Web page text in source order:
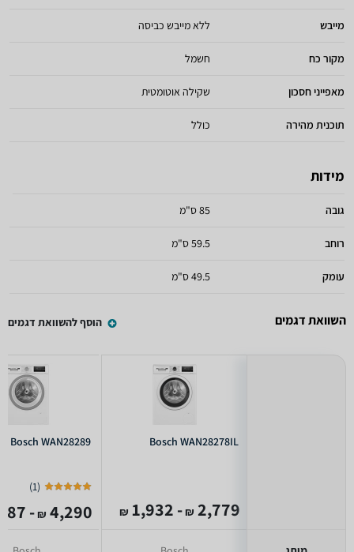
מייבש ללא מייבש כביסה
מקור כח חשמל
מאפייני חסכון שקילה אוטומטית
תוכנית מהירה כולל
מידות
גובה 85 ס"מ
רוחב 59.5 ס"מ
עומק 49.5 ס"מ
השוואת דגמים הוסף להשוואת דגמים
Bosch WAN28278IL
2,779
₪
- 1,932
₪
Bosch WAN28289
(
1
)
4,290
₪
- 1,887